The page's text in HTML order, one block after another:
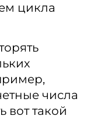
цикла
числа
вот такой